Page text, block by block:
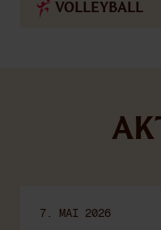
VOLLEYBALL
7. MAI 2026